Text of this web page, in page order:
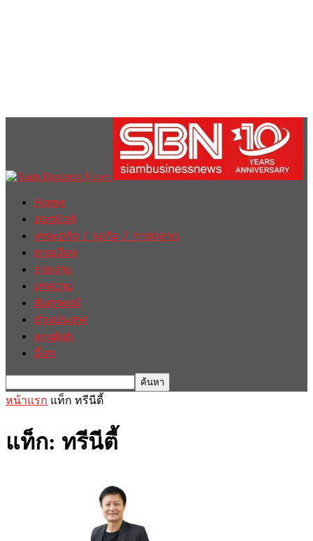
Home
ฮอตนิวส์
เศรษฐกิจ / ธุรกิจ / การตลาด
การเมือง
รายงาน
บทความ
สัมภาษณ์
ต่างประเทศ
english
อื่นๆ
หน้าแรก แท็ก ทรีนีตี้
แท็ก: ทรีนีตี้